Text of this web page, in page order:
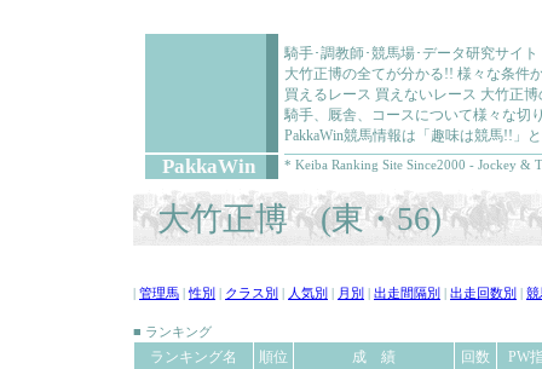
騎手･調教師･競馬場･データ研究サイ
大竹正博の全てが分かる!! 様々な条件
買えるレース 買えないレース 大竹正
騎手、厩舎、コースについて様々な切
PakkaWin競馬情報は「趣味は競馬!!」
PakkaWin * Keiba Ranking Site Since2000 - Jockey &
大竹正博 (東・56)
管理馬 |性別 クラス別 人気別 月別 出走間隔別 出走回数別 競
■ ランキング
ランキング名 順位 成 績 回数
PW